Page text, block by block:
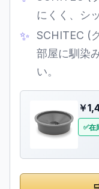
にくく、シ
SCHITEC (
部屋に馴染
い。
￥
在